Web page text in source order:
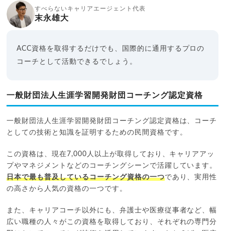
すべらないキャリアエージェント代表
末永雄大
ACC資格を取得するだけでも、国際的に通用するプロの
コーチとして活動できるでしょう。
一般財団法人生涯学習開発財団コーチング認定資格
一般財団法人生涯学習開発財団コーチング認定資格は、コーチ
としての技術と知識を証明するための民間資格です。
この資格は、現在7,000人以上が取得しており、キャリアアッ
プやマネジメントなどのコーチングシーンで活躍しています。
日本で最も普及しているコーチング資格の一つであり、実用性
の高さから人気の資格の一つです。
また、キャリアコーチ以外にも、弁護士や医療従事者など、幅
広い職種の人々がこの資格を取得しており、それぞれの専門分